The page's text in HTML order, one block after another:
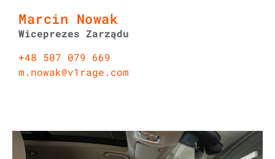
Marcin Nowak
Wiceprezes Zarządu
+48 507 079 669
m.nowak@v1rage.com